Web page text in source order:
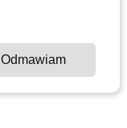
Odmawiam